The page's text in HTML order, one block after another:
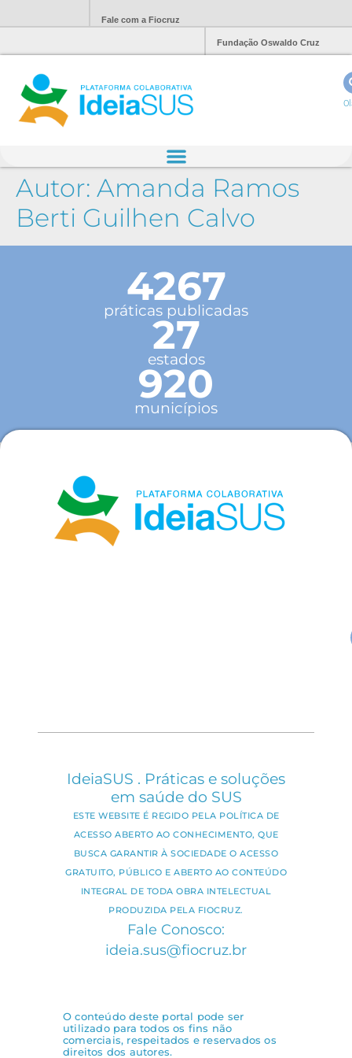
Fale com a Fiocruz
Fundação Oswaldo Cruz
Autor: Amanda Ramos
Berti Guilhen Calvo
4267
práticas publicadas
27
estados
920
municípios
IdeiaSUS . Práticas e soluções
em saúde do SUS
ESTE WEBSITE É REGIDO PELA POLÍTICA DE
ACESSO ABERTO AO CONHECIMENTO, QUE
BUSCA GARANTIR À SOCIEDADE O ACESSO
GRATUITO, PÚBLICO E ABERTO AO CONTEÚDO
INTEGRAL DE TODA OBRA INTELECTUAL
PRODUZIDA PELA FIOCRUZ.
Fale Conosco:
ideia.sus@fiocruz.br
O conteúdo deste portal pode ser
utilizado para todos os fins não
comerciais, respeitados e reservados os
direitos dos autores.